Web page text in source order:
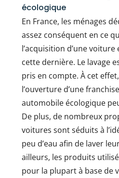
écologique
En France, les ménages
assez conséquent en ce
l’acquisition d’une voiture
cette dernière. Le lavage
pris en compte. À cet
l’ouverture d’une
automobile écologique
De plus, de nombreux
voitures sont séduits à
peu d’eau afin de laver
ailleurs, les produits
pour la plupart à base de